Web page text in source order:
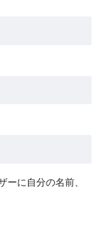
ーに自分の名前、